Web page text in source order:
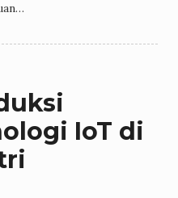
IoT di